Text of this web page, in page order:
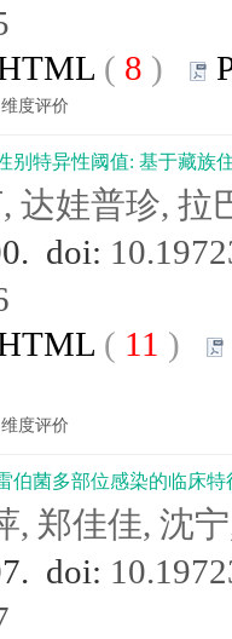
( 8 )
度评价
别特异性阈值: 基于藏族
达娃普珍, 拉
doi:
( 11 )
度评价
伯菌多部位感染的临床
, 郑佳佳, 沈
doi: